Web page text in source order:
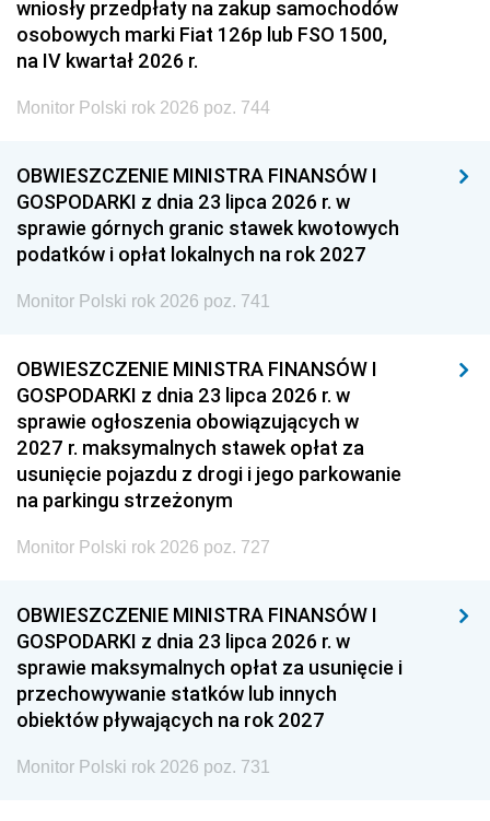
wniosły przedpłaty na zakup samochodów
osobowych marki Fiat 126p lub FSO 1500,
na IV kwartał 2026 r.
Monitor Polski rok 2026 poz. 744
OBWIESZCZENIE MINISTRA FINANSÓW I
GOSPODARKI z dnia 23 lipca 2026 r. w
sprawie górnych granic stawek kwotowych
podatków i opłat lokalnych na rok 2027
Monitor Polski rok 2026 poz. 741
OBWIESZCZENIE MINISTRA FINANSÓW I
GOSPODARKI z dnia 23 lipca 2026 r. w
sprawie ogłoszenia obowiązujących w
2027 r. maksymalnych stawek opłat za
usunięcie pojazdu z drogi i jego parkowanie
na parkingu strzeżonym
Monitor Polski rok 2026 poz. 727
OBWIESZCZENIE MINISTRA FINANSÓW I
GOSPODARKI z dnia 23 lipca 2026 r. w
sprawie maksymalnych opłat za usunięcie i
przechowywanie statków lub innych
obiektów pływających na rok 2027
Monitor Polski rok 2026 poz. 731